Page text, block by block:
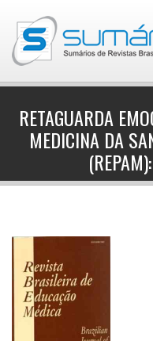
RETAGUARDA
MEDICINA DA